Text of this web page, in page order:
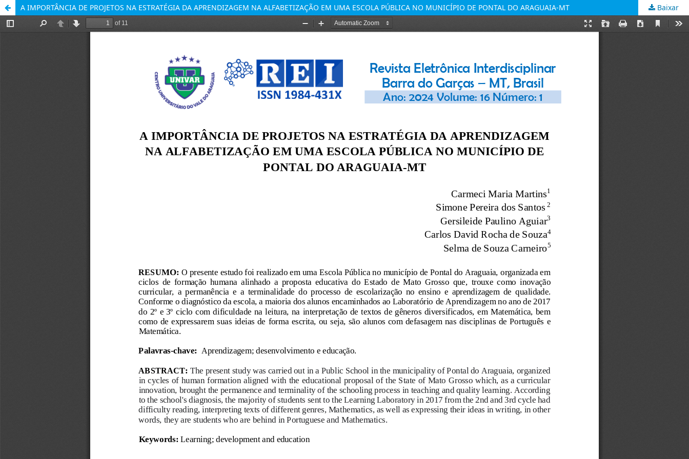
A IMPORTÂNCIA DE PROJETOS NA ESTRATÉGIA DA APRENDIZAGEM NA ALFABETIZAÇÃO EM UMA ESCOLA PÚBLICA NO MUNICÍPIO DE PONTAL DO ARAGUAIA-MT Baixar